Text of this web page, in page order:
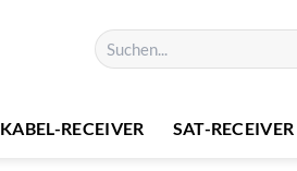
Suchen
nach:
KABEL-RECEIVER SAT-RECEIVER